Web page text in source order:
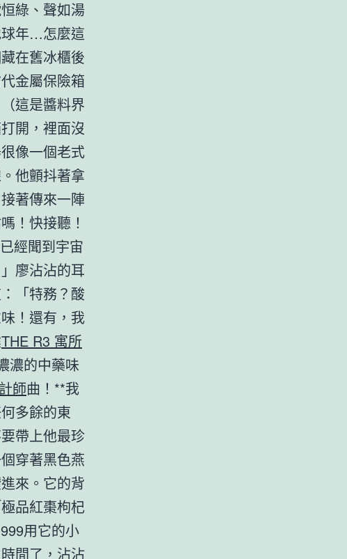
綠、聲如湯
球年…怎麼這
在舊冰櫃後
金屬保險箱
這是醬料界
開，裡面沒
像一個老式
他顫抖著拿
著傳來一陣
！快接聽！
經聞到宇宙
廖沾沾的耳
「特務？酸
！還有，我
THE R3 寓所
濃的中藥味
師曲！**我
多餘的東
帶上他最珍
穿著黑色燕
來。它的背
品紅棗枸杞
用它的小
間了，沾沾